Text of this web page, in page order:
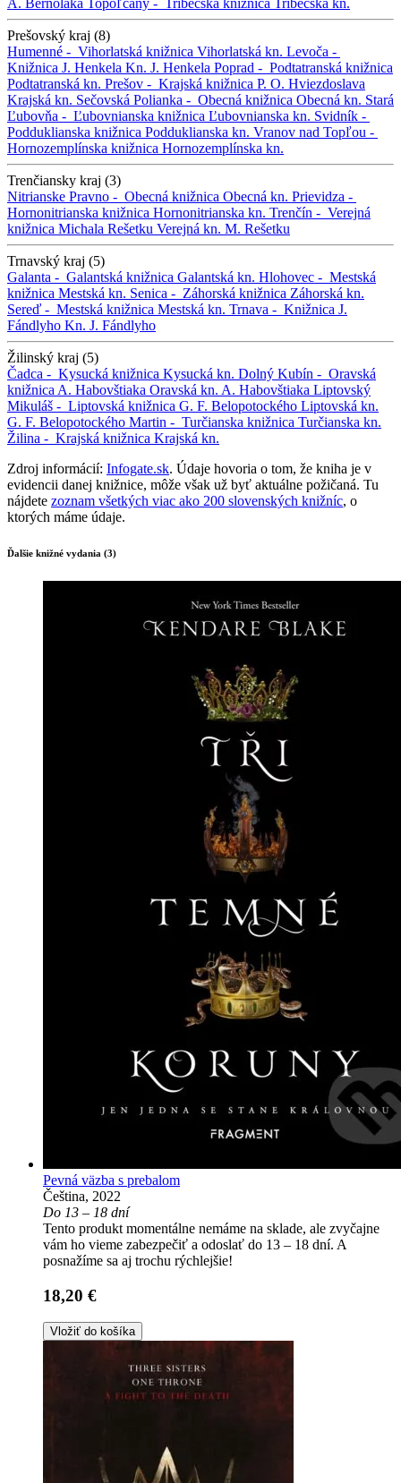
Prešovský kraj (8)
Humenné - Vihorlatská knižnica Vihorlatská kn. Levoča -
Knižnica J. Henkela Kn. J. Henkela Poprad - Podtatranská knižnica
Podtatranská kn. Prešov - Krajská knižnica P. O. Hviezdoslava
Krajská kn. Sečovská Polianka - Obecná knižnica Obecná kn. Stará
Ľubovňa - Ľubovnianska knižnica Ľubovnianska kn. Svidník -
Podduklianska knižnica Podduklianska kn. Vranov nad Topľou -
Hornozemplínska knižnica Hornozemplínska kn.
Trenčiansky kraj (3)
Nitrianske Pravno - Obecná knižnica Obecná kn. Prievidza -
Hornonitrianska knižnica Hornonitrianska kn. Trenčín - Verejná
knižnica Michala Rešetku Verejná kn. M. Rešetku
Trnavský kraj (5)
Galanta - Galantská knižnica Galantská kn. Hlohovec - Mestská
knižnica Mestská kn. Senica - Záhorská knižnica Záhorská kn.
Sereď - Mestská knižnica Mestská kn. Trnava - Knižnica J.
Fándlyho Kn. J. Fándlyho
Žilinský kraj (5)
Čadca - Kysucká knižnica Kysucká kn. Dolný Kubín - Oravská
knižnica A. Habovštiaka Oravská kn. A. Habovštiaka Liptovský
Mikuláš - Liptovská knižnica G. F. Belopotockého Liptovská kn.
G. F. Belopotockého Martin - Turčianska knižnica Turčianska kn.
Žilina - Krajská knižnica Krajská kn.
Zdroj informácií: Infogate.sk. Údaje hovoria o tom, že kniha je v
evidencii danej knižnice, môže však už byť aktuálne požičaná. Tu
nájdete zoznam všetkých viac ako 200 slovenských knižníc, o
ktorých máme údaje.
Ďalšie knižné vydania (3)
Pevná väzba s prebalom
Čeština, 2022
Do 13 – 18 dní
Tento produkt momentálne nemáme na sklade, ale zvyčajne
vám ho vieme zabezpečiť a odoslať do 13 – 18 dní. A
posnažíme sa aj trochu rýchlejšie!
18,20 €
Vložiť do košíka